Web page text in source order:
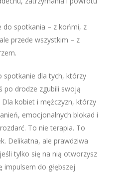
do spotkania – z końmi, z
przede wszystkim – z
spotkanie dla tych, którzy
po drodze zgubili swoją
kobiet i mężczyzn, którzy
emocjonalnych blokad i
To nie terapia. To
Delikatna, ale prawdziwa
tylko się na nią otworzysz
impulsem do głębszej